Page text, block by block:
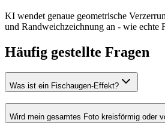
KI wendet genaue geometrische
und Randweichzeichnung an - wie echte
Häufig gestellte Fragen
Was ist ein Fischaugen-Effekt?
Wird mein gesamtes Foto kreisförmig oder